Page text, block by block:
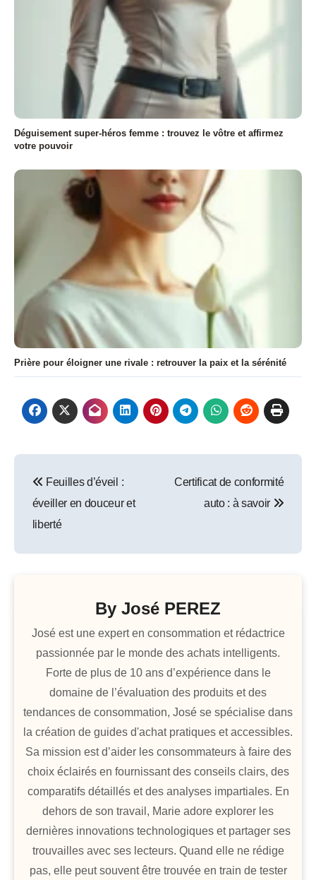
Déguisement super-héros femme : trouvez le vôtre et affirmez
votre pouvoir
Prière pour éloigner une rivale : retrouver la paix et la sérénité
de
l’article
Feuilles d’éveil :
éveiller en douceur et
liberté
Certificat de conformité
auto : à savoir
By José PEREZ
José est une expert en consommation et rédactrice
passionnée par le monde des achats intelligents.
Forte de plus de 10 ans d’expérience dans le
domaine de l’évaluation des produits et des
tendances de consommation, José se spécialise dans
la création de guides d'achat pratiques et accessibles.
Sa mission est d’aider les consommateurs à faire des
choix éclairés en fournissant des conseils clairs, des
comparatifs détaillés et des analyses impartiales. En
dehors de son travail, Marie adore explorer les
dernières innovations technologiques et partager ses
trouvailles avec ses lecteurs. Quand elle ne rédige
pas, elle peut souvent être trouvée en train de tester